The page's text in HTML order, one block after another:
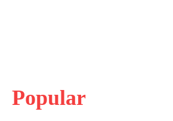
Popular